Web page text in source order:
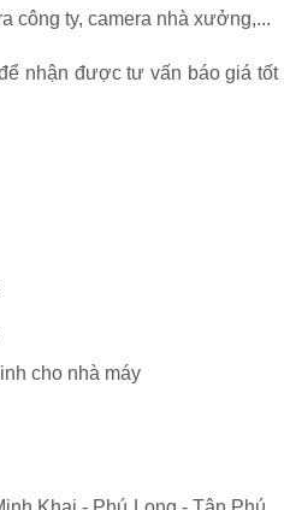
công ty, camera nhà xưởng,...
nhận được tư vấn báo giá tốt
cho nhà máy